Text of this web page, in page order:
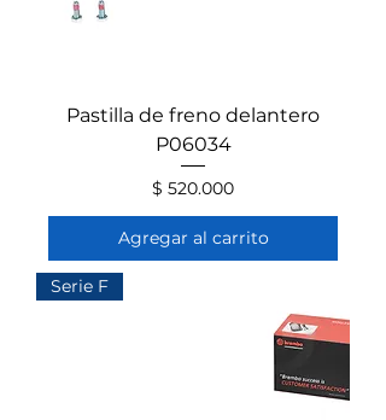
Pastilla de freno delantero
P06034
Precio
$ 520.000
Agregar al carrito
Serie F